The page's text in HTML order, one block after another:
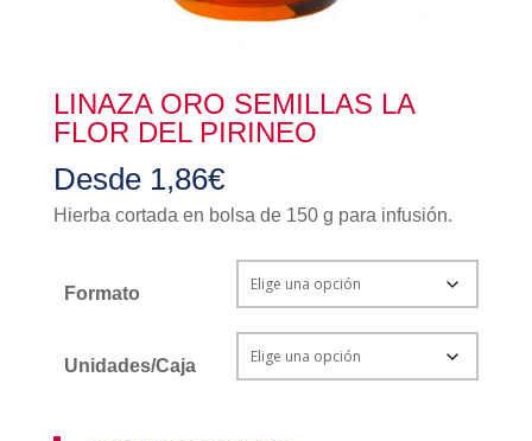
LINAZA ORO SEMILLAS LA
FLOR DEL PIRINEO
Desde 1,86€
Hierba cortada en bolsa de 150 g para infusión.
Formato
Unidades/Caja